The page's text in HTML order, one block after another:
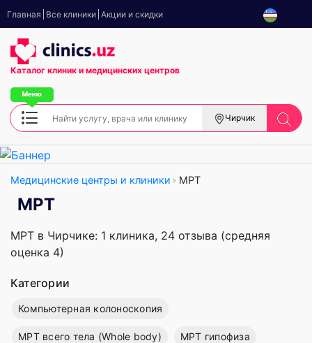
Главная Все клиники Акции и скидки
Каталог клиник и медицинских центров
Чирчик
Медицинские центры и клиники МРТ
МРТ
МРТ в Чирчике: 1 клиника, 24 отзыва (средняя
оценка 4)
Категории
Компьютерная колоноскопия
МРТ всего тела (Whole body) МРТ гипофиза